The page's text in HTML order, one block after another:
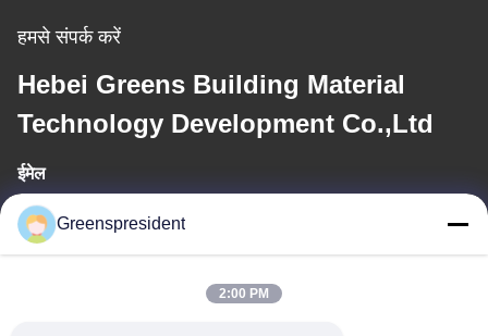
हमसे संपर्क करें
Hebei Greens Building Material
Technology Development Co.,Ltd
ईमेल
president@china-machines.com.cn
Greenspresident
2:00 PM